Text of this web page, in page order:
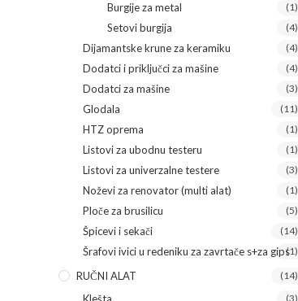
Burgije za metal (1)
Setovi burgija (4)
Dijamantske krune za keramiku (4)
Dodatci i priključci za mašine (4)
Dodatci za mašine (3)
Glodala (11)
HTZ oprema (1)
Listovi za ubodnu testeru (1)
Listovi za univerzalne testere (3)
Noževi za renovator (multi alat) (1)
Ploče za brusilicu (5)
Špicevi i sekači (14)
Šrafovi ivici u redeniku za zavrtače s+za gips(1)
RUČNI ALAT (14)
(3)